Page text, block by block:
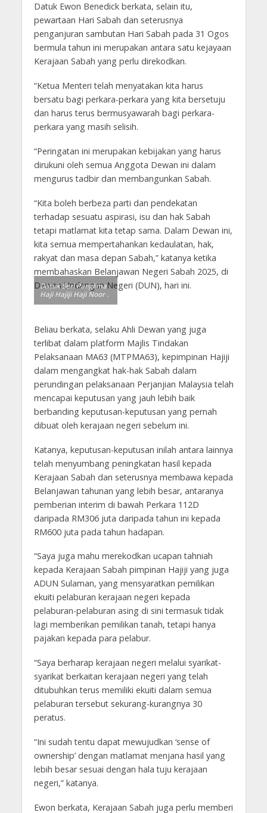
Datuk Ewon Benedick berkata, selain itu,
pewartaan Hari Sabah dan seterusnya
penganjuran sambutan Hari Sabah pada 31 Ogos
bermula tahun ini merupakan antara satu kejayaan
Kerajaan Sabah yang perlu direkodkan.
“Ketua Menteri telah menyatakan kita harus
bersatu bagi perkara-perkara yang kita bersetuju
dan harus terus bermusyawarah bagi perkara-
perkara yang masih selisih.
“Peringatan ini merupakan kebijakan yang harus
dirukuni oleh semua Anggota Dewan ini dalam
mengurus tadbir dan membangunkan Sabah.
“Kita boleh berbeza parti dan pendekatan
terhadap sesuatu aspirasi, isu dan hak Sabah
tetapi matlamat kita tetap sama. Dalam Dewan ini,
kita semua mempertahankan kedaulatan, hak,
rakyat dan masa depan Sabah,” katanya ketika
membahaskan Belanjawan Negeri Sabah 2025, di
Dewan Undangan Negeri (DUN), hari ini.
Datuk Seri Panglima
Haji Hajiji Haji Noor .
Beliau berkata, selaku Ahli Dewan yang juga
terlibat dalam platform Majlis Tindakan
Pelaksanaan MA63 (MTPMA63), kepimpinan Hajiji
dalam mengangkat hak-hak Sabah dalam
perundingan pelaksanaan Perjanjian Malaysia telah
mencapai keputusan yang jauh lebih baik
berbanding keputusan-keputusan yang pernah
dibuat oleh kerajaan negeri sebelum ini.
Katanya, keputusan-keputusan inilah antara lainnya
telah menyumbang peningkatan hasil kepada
Kerajaan Sabah dan seterusnya membawa kepada
Belanjawan tahunan yang lebih besar, antaranya
pemberian interim di bawah Perkara 112D
daripada RM306 juta daripada tahun ini kepada
RM600 juta pada tahun hadapan.
“Saya juga mahu merekodkan ucapan tahniah
kepada Kerajaan Sabah pimpinan Hajiji yang juga
ADUN Sulaman, yang mensyaratkan pemilikan
ekuiti pelaburan kerajaan negeri kepada
pelaburan-pelaburan asing di sini termasuk tidak
lagi memberikan pemilikan tanah, tetapi hanya
pajakan kepada para pelabur.
“Saya berharap kerajaan negeri melalui syarikat-
syarikat berkaitan kerajaan negeri yang telah
ditubuhkan terus memiliki ekuiti dalam semua
pelaburan tersebut sekurang-kurangnya 30
peratus.
“Ini sudah tentu dapat mewujudkan ‘sense of
ownership’ dengan matlamat menjana hasil yang
lebih besar sesuai dengan hala tuju kerajaan
negeri,” katanya.
Ewon berkata, Kerajaan Sabah juga perlu memberi